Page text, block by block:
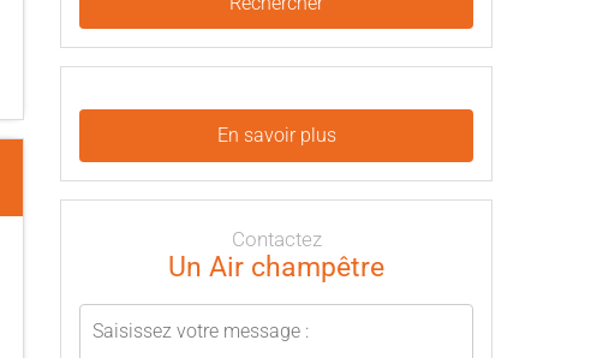
En savoir plus
Contactez
Un Air champêtre